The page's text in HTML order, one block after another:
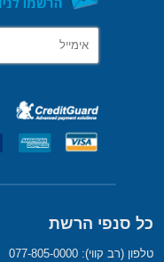
כל סנפי הרשת
טלפון (רב קווי): 077-805-0000